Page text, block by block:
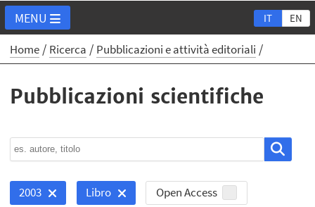
IT EN
MENU
Home Ricerca Pubblicazioni e attività editoriali
Pubblicazioni scientifiche
2003 Libro Open Access